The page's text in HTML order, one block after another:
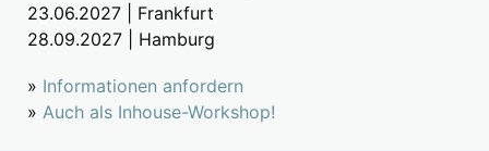
23.06.2027 | Frankfurt
28.09.2027 | Hamburg
» Informationen anfordern
» Auch als Inhouse-Workshop!